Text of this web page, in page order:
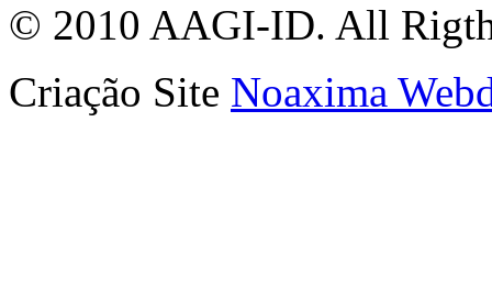
© 2010 AAGI-ID. All
Criação Site Noaxima